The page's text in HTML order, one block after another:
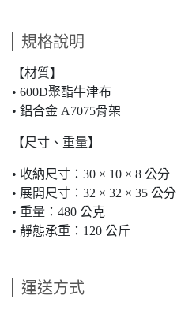
規格說明
​​​​​​【材質】
• 600D聚酯牛津布
• 鋁合金 A7075骨架
【尺寸、重量】
• 收納尺寸：30 × 10 × 8 公分
• 展開尺寸：32 × 32 × 35 公分
• 重量：480 公克
• 靜態承重：120 公斤
運送方式